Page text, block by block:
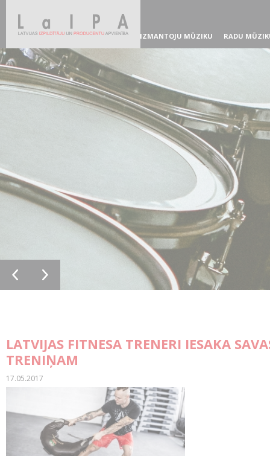
IZMANTOJU MŪZIKU RADU
LATVIJAS FITNESA TRENERI IESAKA
TRENIŅAM
17.05.2017